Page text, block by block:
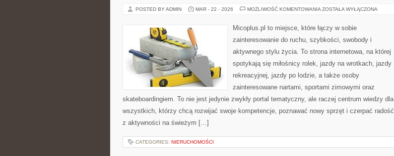
POSTED BY ADMIN MAR - 22 - 2026 MOŻLIWOŚĆ KOMENTOWANIA PYTANIA
ZOSTAŁA WYŁĄCZONA
Micoplus.pl to miejsce, które łączy w sobie
zainteresowanie do ruchu, szybkości, swobody i
aktywnego stylu życia. To strona internetowa, na której
spotykają się miłośnicy rolek, jazdy na wrotkach, jazdy
rekreacyjnej, jazdy po lodzie, a także osoby
zainteresowane nartami, sportami zimowymi oraz
skateboardingiem. To nie jest jedynie zwykły portal tematyczny, ale raczej centrum wiedzy dla
wszystkich, którzy chcą rozwijać swoje kompetencje, poznawać nowy sprzęt i czerpać radość
z aktywności na świeżym […]
CATEGORIES: NIERUCHOMOŚCI